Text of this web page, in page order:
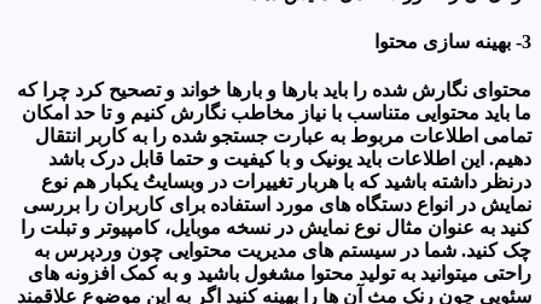
3- بهینه سازی محتوا
محتوای نگارش شده را باید بارها و بارها خواند و تصحیح کرد چرا که
ما باید محتوایی متناسب با نیاز مخاطب نگارش کنیم و تا حد امکان
تمامی اطلاعات مربوط به عبارت جستجو شده را به کاربر انتقال
دهیم. این اطلاعات باید یونیک و با کیفیت و حتما قابل درک باشد
درنظر داشته باشید که با هربار تغییرات در وبسایتُ یکبار هم نوع
نمایش در انواع دستگاه های مورد استفاده برای کاربران را بررسی
کنید به عنوان مثال نوع نمایش در نسخه موبایل، کامپیوتر و تبلت را
چک کنید. شما در سیستم های مدیریت محتوایی چون وردپرس به
راحتی میتوانید به تولید محتوا مشغول باشید و به کمک افزونه های
سئویی چون رنک مث آن ها را بهینه کنید اگر به این موضوع علاقمند